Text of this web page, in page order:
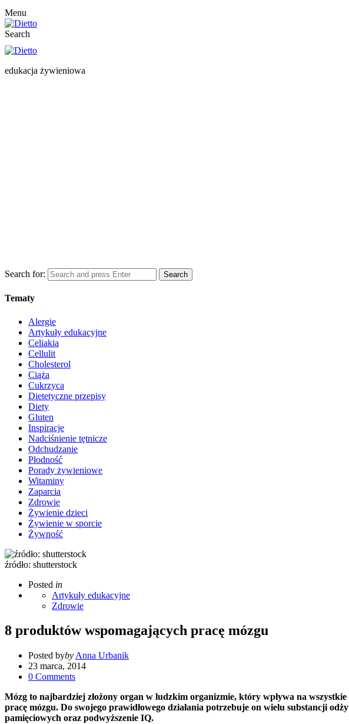
Menu
Search
edukacja żywieniowa
Search for: Search
Tematy
Alergie
Artykuły edukacyjne
Celiakia
Cellulit
Cholesterol
Ciąża
Cukrzyca
Dietetyczne przepisy
Diety
Gluten
Inspiracje
Nadciśnienie tętnicze
Odchudzanie
Płodność
Porady żywieniowe
Witaminy
Zaparcia
Zdrowie
Żywienie dzieci
Żywienie w sporcie
Żywność
źródło: shutterstock
Posted in
Artykuły edukacyjne
Zdrowie
8 produktów wspomagających pracę mózgu
Posted byby Anna Urbanik
23 marca, 2014
0 Comments
Mózg to najbardziej złożony organ w ludzkim organizmie, który wpływa na
pracę mózgu. Do swojego prawidłowego działania potrzebuje on wielu substancji
pamięciowych oraz podwyższenie IQ.